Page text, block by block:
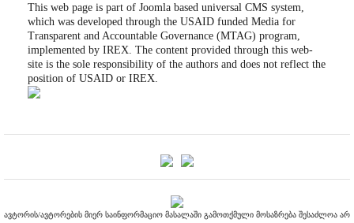
This web page is part of Joomla based universal CMS system,
which was developed through the USAID funded Media for
Transparent and Accountable Governance (MTAG) program,
implemented by IREX. The content provided through this web-
site is the sole responsibility of the authors and does not reflect the
position of USAID or IREX.
ავტორის/ავტორების მიერ საინფორმაციო მასალაში გამოთქმული მოსაზრება შესაძლოა არ